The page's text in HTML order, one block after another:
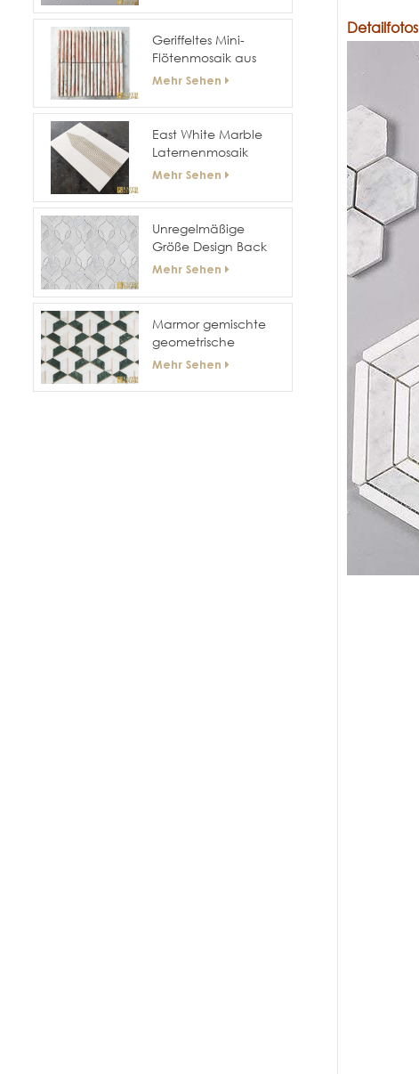
Hotelwände und -
böden
Geriffeltes Mini-
Flötenmosaik aus
gebogenem Marmor
Mehr Sehen
East White Marble
Laternenmosaik
Mehr Sehen
Unregelmäßige
Größe Design Back
Splash Wand 3D-
Mehr Sehen
Marmor gemischte
geometrische
Messing-Mosaik-Fliese
Mehr Sehen
Detailfotos